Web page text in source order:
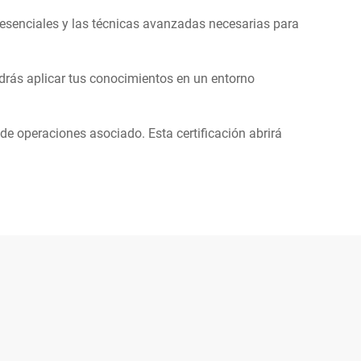
y las técnicas avanzadas necesarias para
aplicar tus conocimientos en un entorno
operaciones asociado. Esta certificación abrirá